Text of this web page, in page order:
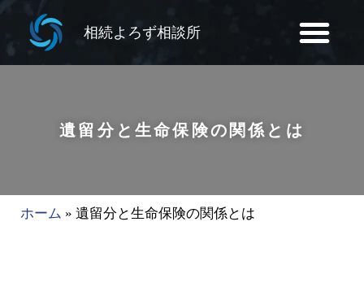
相続よろず相談所
遺留分と生命保険の関係とは
ホーム » 遺留分と生命保険の関係とは